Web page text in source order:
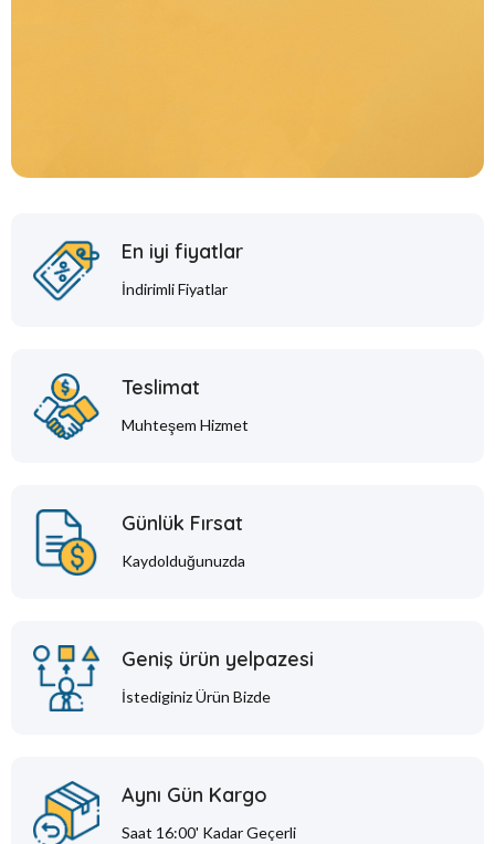
En iyi fiyatlar
İndirimli Fiyatlar
Teslimat
Muhteşem Hizmet
Günlük Fırsat
Kaydolduğunuzda
Geniş ürün yelpazesi
İstediginiz Ürün Bizde
Aynı Gün Kargo
Saat 16:00' Kadar Geçerli